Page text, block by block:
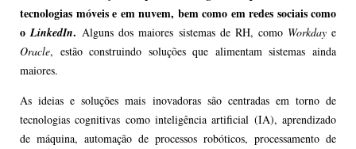
tecnologias móveis e em nuvem, bem como em redes sociais como
oLinkedIn. Alguns dos maiores sistemas de RH, como Workdaye
Oracle, estão construindo soluções que alimentam sistemas ainda
maiores.
As ideias e soluções mais inovadoras são centradas em torno de
tecnologias cognitivas como inteligência artificial (IA), aprendizado
de máquina, automação de processos robóticos, processamento de